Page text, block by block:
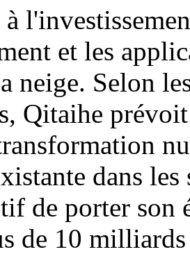
et les
neige. Selon
Qitaihe
dans
de porter son
de 10